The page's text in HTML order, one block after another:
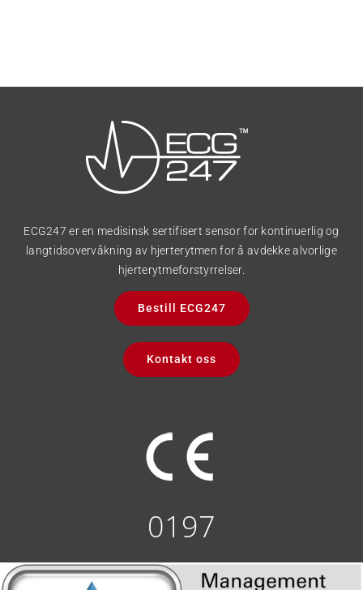
ECG247 er en medisinsk sertifisert sensor for kontinuerlig og
langtidsovervåkning av hjerterytmen for å avdekke alvorlige
hjerterytmeforstyrrelser.
Bestill ECG247
Kontakt oss
0197